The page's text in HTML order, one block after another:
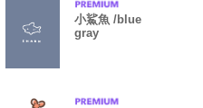
小鯊魚 /blue
gray